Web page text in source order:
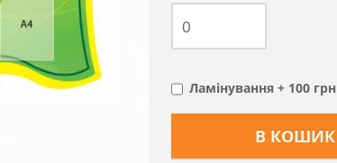
Ламінування + 100 грн